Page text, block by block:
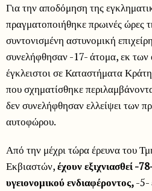
Για την αποδόμηση της
πραγματοποιήθηκε πρωινές ώρες
συντονισμένη αστυνομική
συνελήφθησαν -17- άτομα, εκ των
έγκλειστοι σε Καταστήματα
που σχηματίσθηκε
δεν συνελήφθησαν ελλείψει των
αυτοφώρου.
Από την μέχρι τώρα έρευνα του
Εκβιαστών,έχουν εξιχνιασθεί -
υγειονομικού ενδιαφέροντος,-5-